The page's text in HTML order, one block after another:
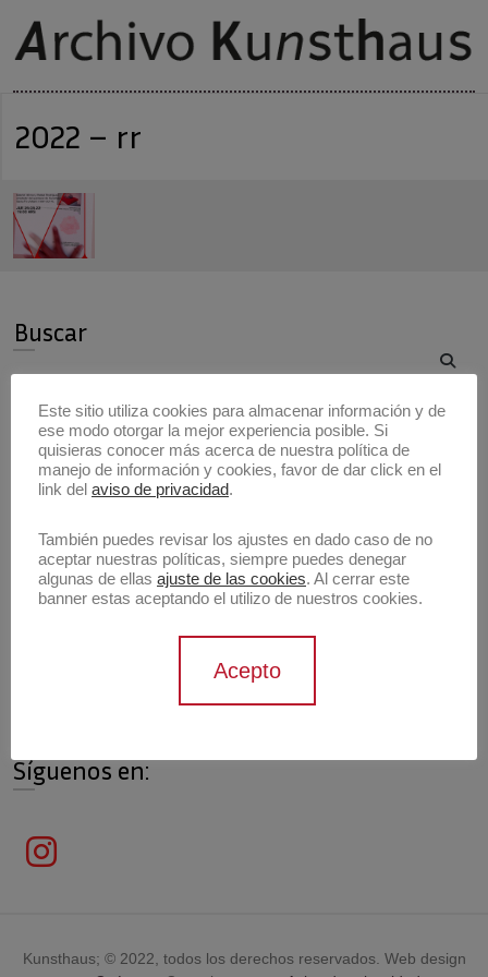
2022 – rr
Buscar
Artistas
Información de contacto
contacto@archivokunsthaus.com
Síguenos en:
Kunsthaus; © 2022, todos los derechos reservados. Web design
Este sitio utiliza cookies para almacenar información y de
ese modo otorgar la mejor experiencia posible. Si
quisieras conocer más acerca de nuestra política de
manejo de información y cookies, favor de dar click en el
link del aviso de privacidad.
También puedes revisar los ajustes en dado caso de no
aceptar nuestras políticas, siempre puedes denegar
algunas de ellas ajuste de las cookies. Al cerrar este
banner estas aceptando el utilizo de nuestros cookies.
Acepto